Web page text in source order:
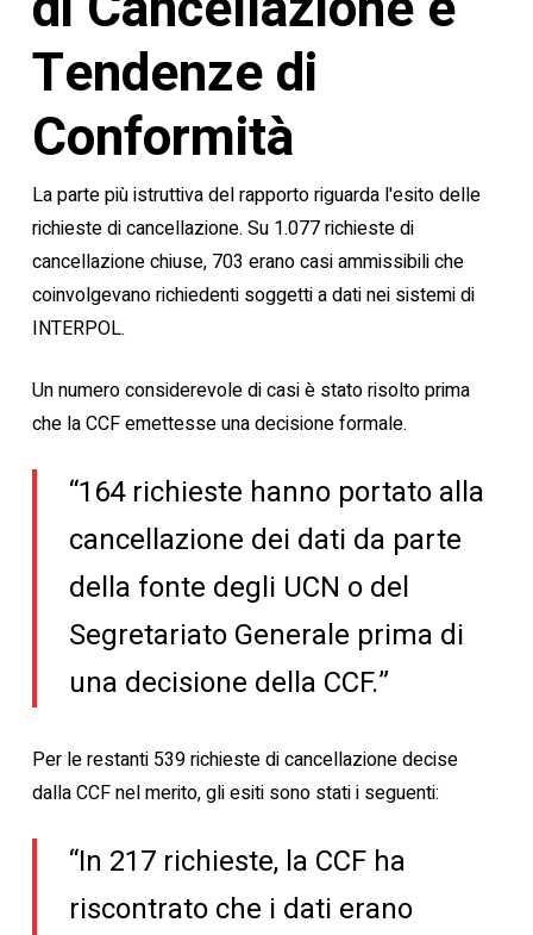
Tendenze di
Conformità
La parte più istruttiva del rapporto riguarda l'esito delle
richieste di cancellazione. Su 1.077 richieste di
cancellazione chiuse, 703 erano casi ammissibili che
coinvolgevano richiedenti soggetti a dati nei sistemi di
INTERPOL.
Un numero considerevole di casi è stato risolto prima
che la CCF emettesse una decisione formale.
“164 richieste hanno portato alla
cancellazione dei dati da parte
della fonte degli UCN o del
Segretariato Generale prima di
una decisione della CCF.”
Per le restanti 539 richieste di cancellazione decise
dalla CCF nel merito, gli esiti sono stati i seguenti:
“In 217 richieste, la CCF ha
riscontrato che i dati erano